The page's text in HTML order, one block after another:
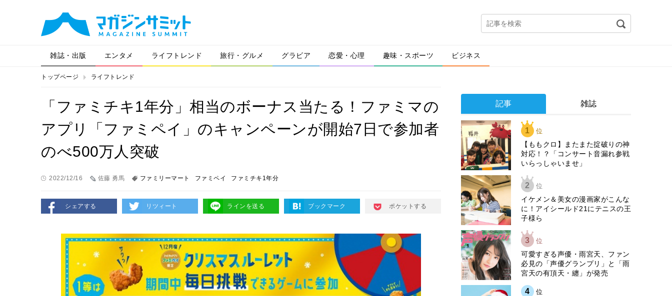
雑誌・出版 エンタメ ライフトレンド 旅行・グルメ グラビア 恋愛・心理 趣味・スポーツ ビジネス
トップページ ライフトレンド
「ファミチキ1年分」相当のボーナス当たる！ファミマの
アプリ「ファミペイ」のキャンペーンが開始7日で参加者
のべ500万人突破
2022/12/16 佐藤 勇馬 ファミリーマート ファミペイ ファミチキ1年分
シェアする リツィート ラインを送る ブックマーク ポケットする
記事 雑誌
1 位
【ももクロ】またまた掟破りの神
対応！？「コンサート音漏れ参戦
いらっしゃいませ」
2 位
イケメン＆美女の漫画家がこんな
に！アイシールド21にテニスの王
子様ら
3 位
可愛すぎる声優・雨宮天、ファン
必見の「声優グランプリ」と「雨
宮天の有頂天・纏」が発売
4 位